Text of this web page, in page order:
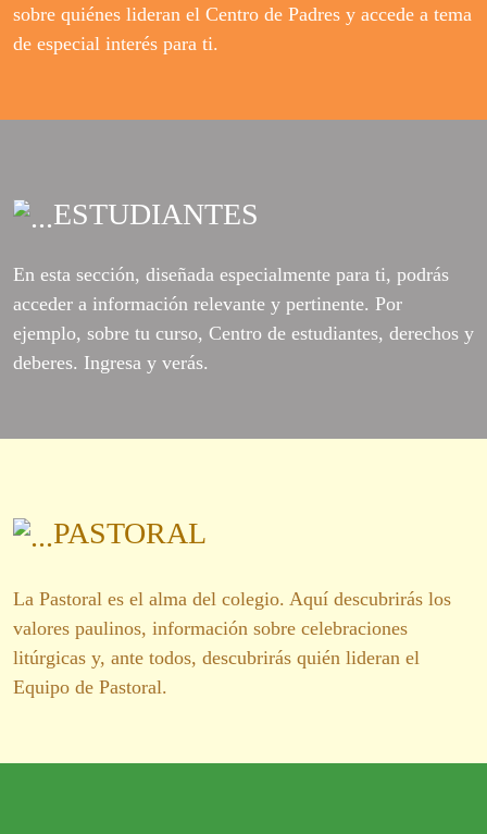
sobre quiénes lideran el Centro de Padres y accede a tema
de especial interés para ti.
ESTUDIANTES
En esta sección, diseñada especialmente para ti, podrás
acceder a información relevante y pertinente. Por
ejemplo, sobre tu curso, Centro de estudiantes, derechos y
deberes. Ingresa y verás.
PASTORAL
La Pastoral es el alma del colegio. Aquí descubrirás los
valores paulinos, información sobre celebraciones
litúrgicas y, ante todos, descubrirás quién lideran el
Equipo de Pastoral.